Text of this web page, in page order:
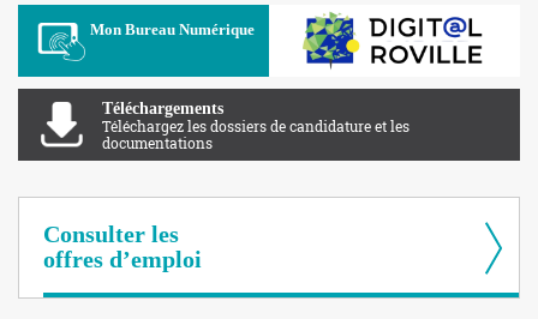
Mon Bureau Numérique Apolearn
Téléchargements
Téléchargez les dossiers de candidature et les
documentations
Consulter les
offres d’emploi